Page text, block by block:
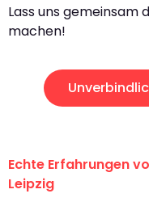
Lass uns gemeinsam
machen!
Echte Erfahrungen
Leipzig